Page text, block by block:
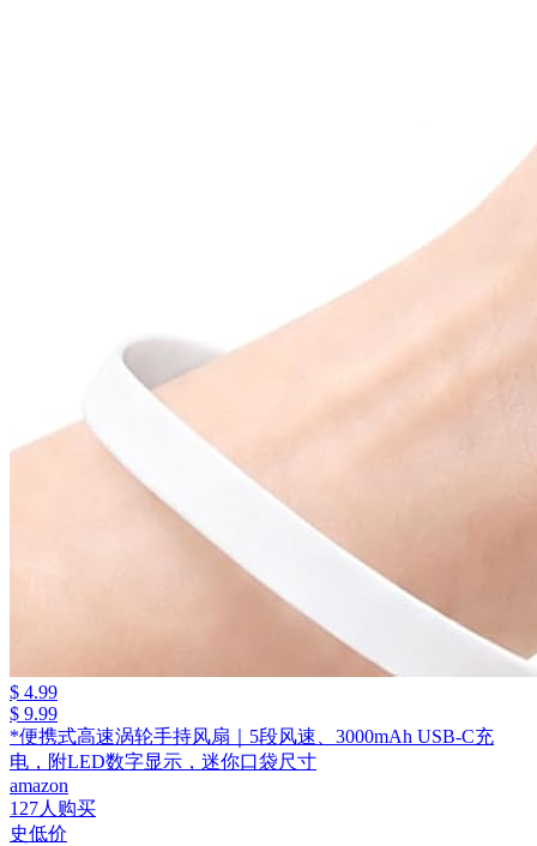
$ 4.99
$ 9.99
*便携式高速涡轮手持风扇｜5段风速、3000mAh USB-C充
电，附LED数字显示，迷你口袋尺寸
amazon
127人购买
史低价